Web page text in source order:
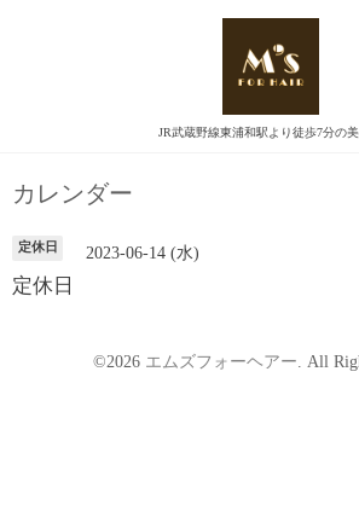
JR武蔵野線東浦和駅より徒歩7分の
カレンダー
定休日 2023-06-14 (水)
定休日
©2026 エムズフォーヘアー . All